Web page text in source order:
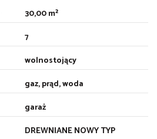
30,00 m²
7
wolnostojący
gaz, prąd, woda
garaż
DREWNIANE NOWY TYP